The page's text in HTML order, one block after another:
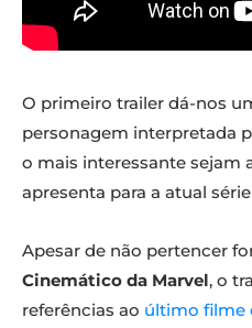
O primeiro trailer dá-nos
personagem interpretada
o mais interessante sejam
apresenta para a atual
Apesar de não pertencer
Cinemático da Marvel, o
referências ao último filme